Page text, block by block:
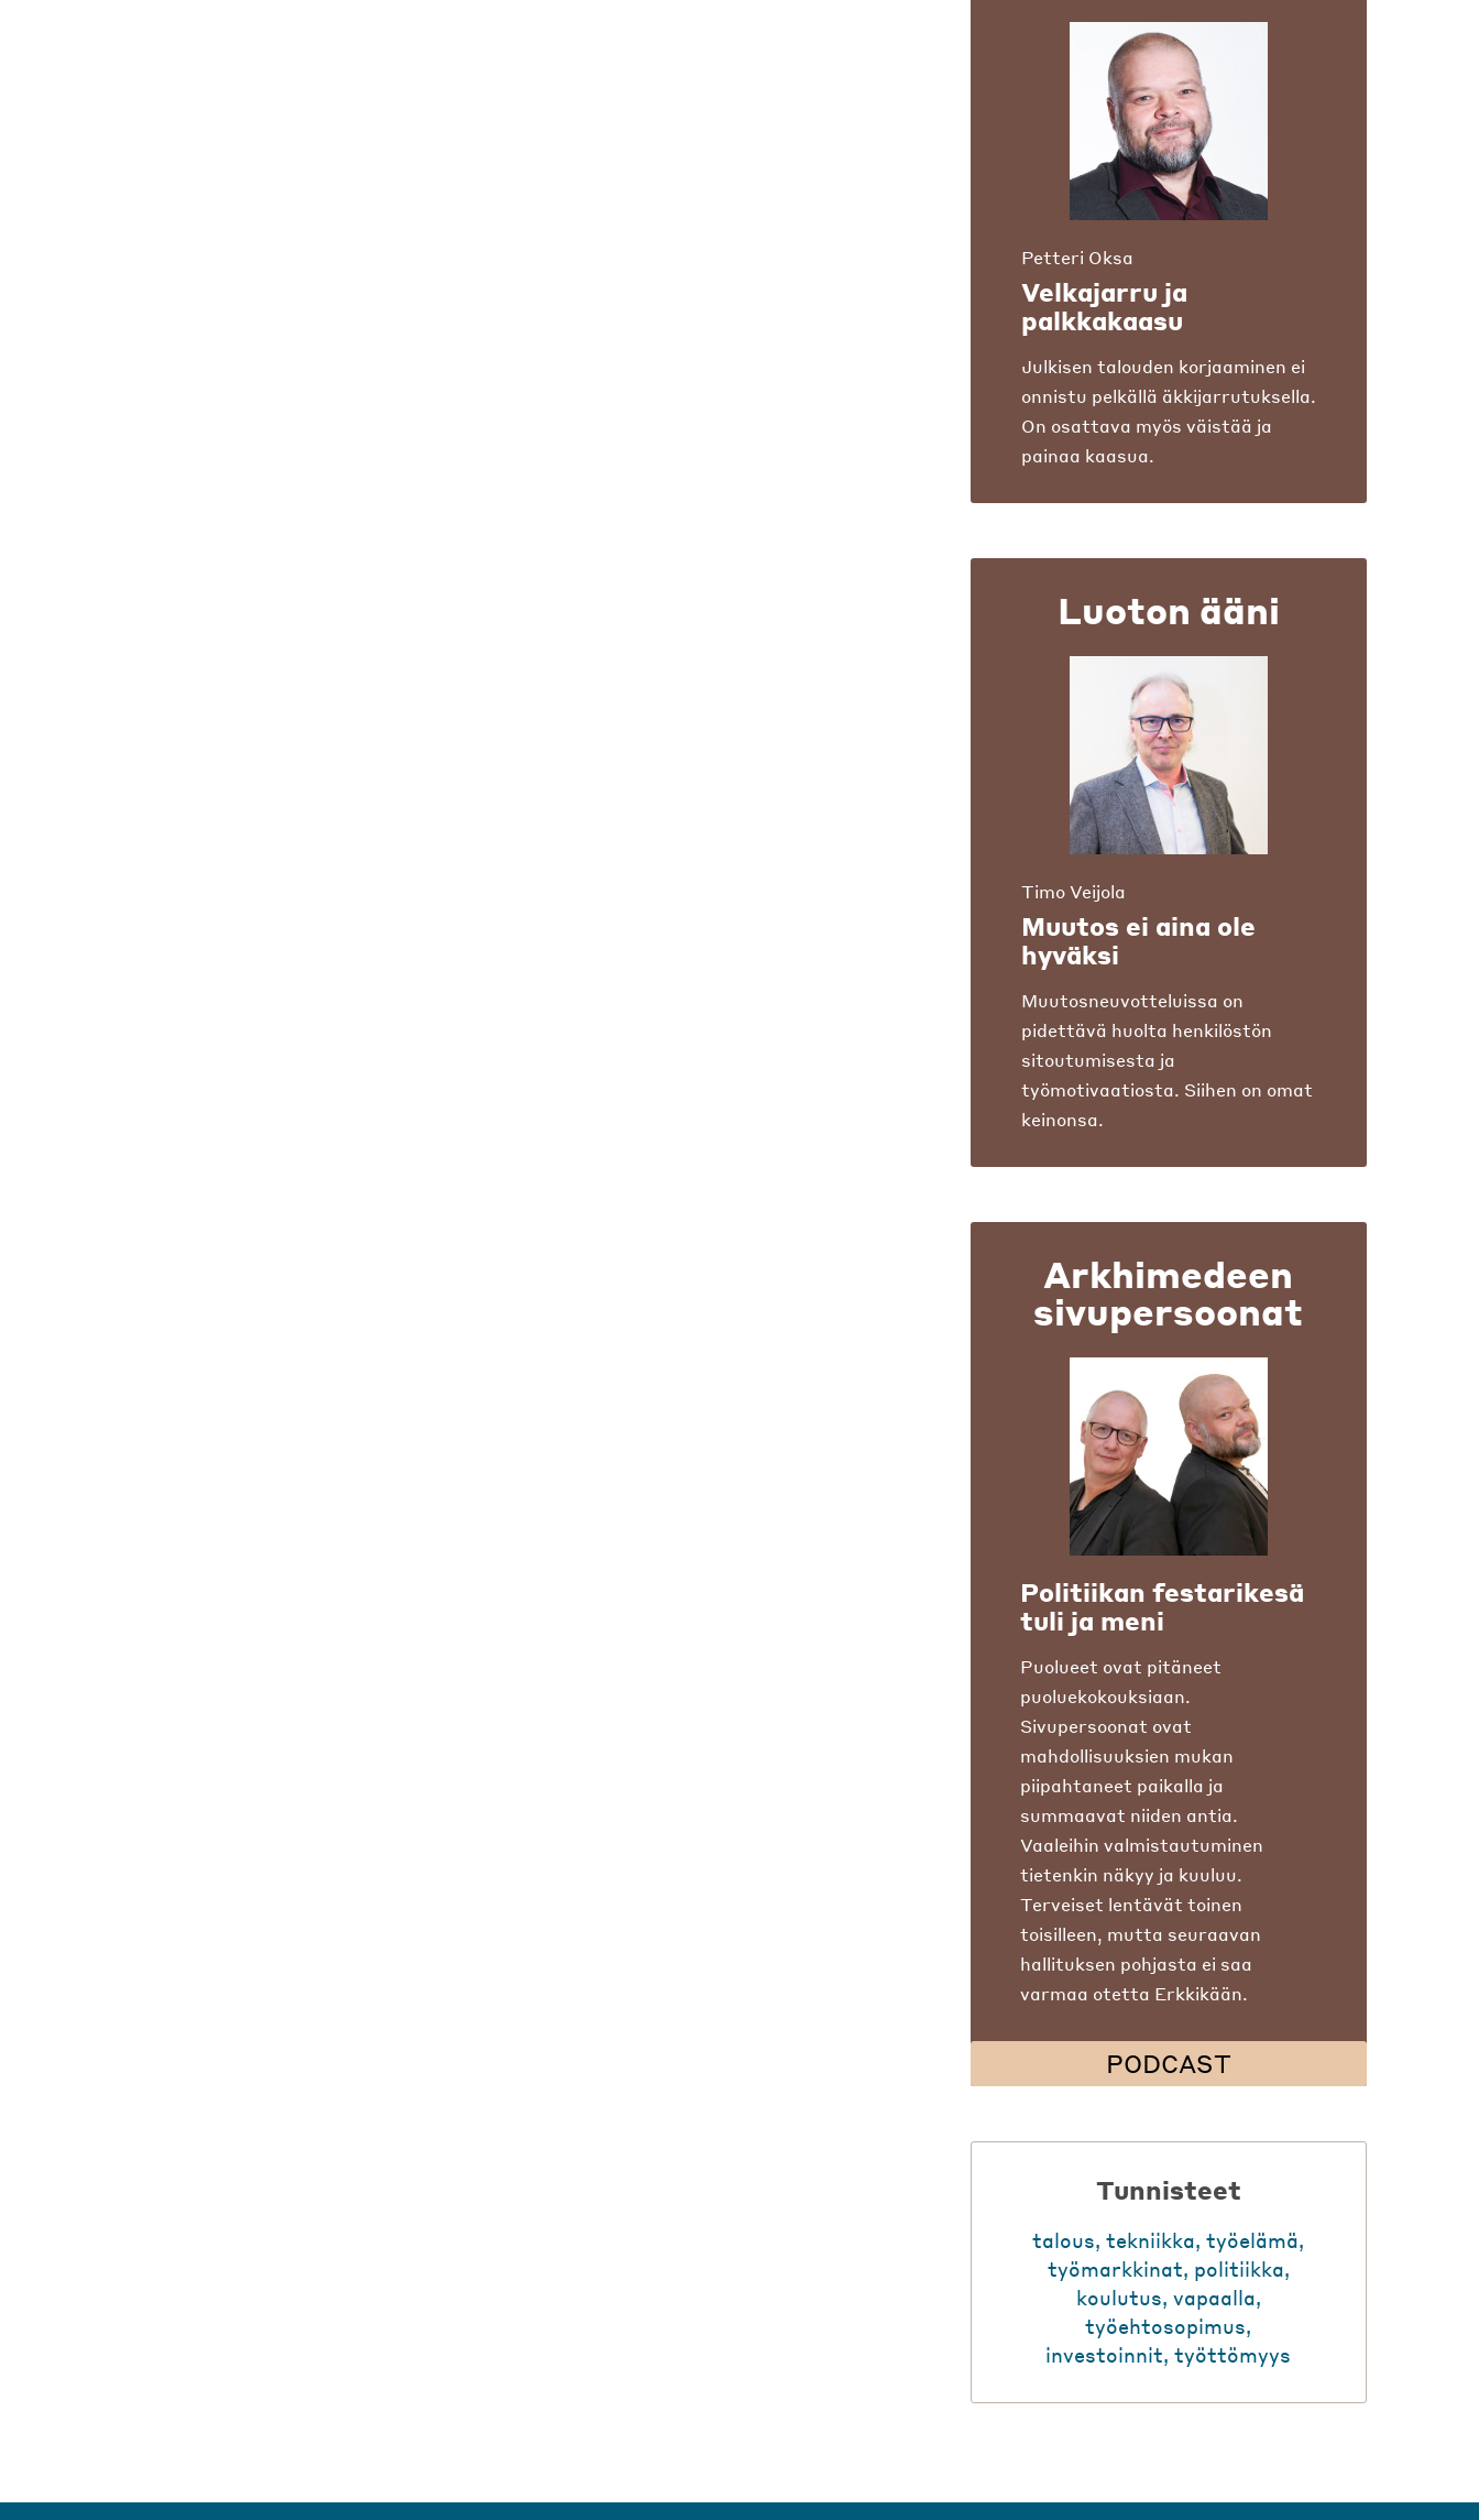
Petteri Oksa
Velkajarru ja
palkkakaasu
Julkisen talouden korjaaminen ei
onnistu pelkällä äkkijarrutuksella.
On osattava myös väistää ja
painaa kaasua.
Luoton ääni
Timo Veijola
Muutos ei aina ole
hyväksi
Muutosneuvotteluissa on
pidettävä huolta henkilöstön
sitoutumisesta ja
työmotivaatiosta. Siihen on omat
keinonsa.
Arkhimedeen
sivupersoonat
Politiikan festarikesä
tuli ja meni
Puolueet ovat pitäneet
puoluekokouksiaan.
Sivupersoonat ovat
mahdollisuuksien mukan
piipahtaneet paikalla ja
summaavat niiden antia.
Vaaleihin valmistautuminen
tietenkin näkyy ja kuuluu.
Terveiset lentävät toinen
toisilleen, mutta seuraavan
hallituksen pohjasta ei saa
varmaa otetta Erkkikään.
PODCAST
Tunnisteet
talous,tekniikka,työelämä,
työmarkkinat, politiikka,
koulutus, vapaalla,
työehtosopimus,
investoinnit,työttömyys